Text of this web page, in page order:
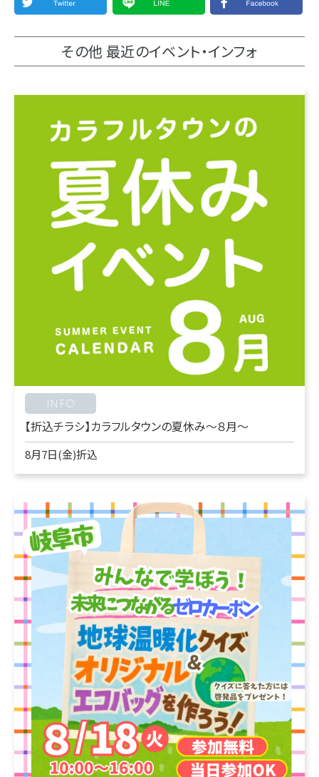
その他 最近のイベント・インフォ
INFO
【折込チラシ】カラフルタウンの夏休み～８月～
8月7日(金)折込